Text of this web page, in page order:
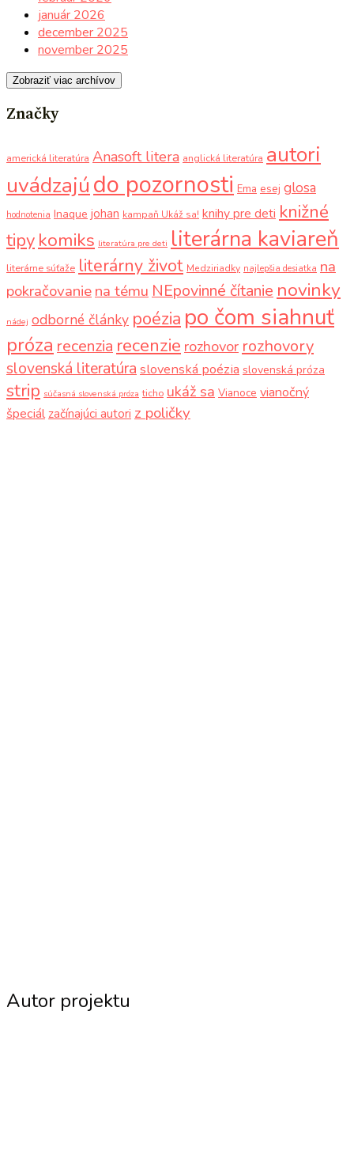
január 2026
december 2025
november 2025
Zobraziť viac archívov
Značky
americká literatúra Anasoft litera anglická literatúra autori
uvádzajúdo pozornosti Ema esej glosa
hodnotenia Inaque johan kampaň Ukáž sa! knihy pre deti knižné
tipy komiks literatúra pre deti literárna kaviareň
literárne súťaže literárny život Medziriadky najlepšia desiatka na
pokračovaniena tému NEpovinné čítanie novinky
nádej odborné články poézia po čom siahnuť
próza recenzia recenzie rozhovor rozhovory
slovenská literatúra slovenská poézia slovenská próza
strip súčasná slovenská próza ticho ukáž sa Vianoce vianočný
špeciál začínajúci autori z poličky
Autor projektu